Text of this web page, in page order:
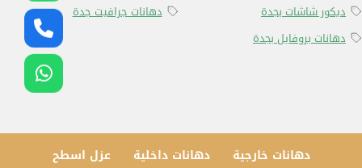
ديكور شاشات بجدة
دهانات جرافيت جدة
دهانات بروفايل بجدة
دهانات خارجية دهانات داخلية
عزل اسطح